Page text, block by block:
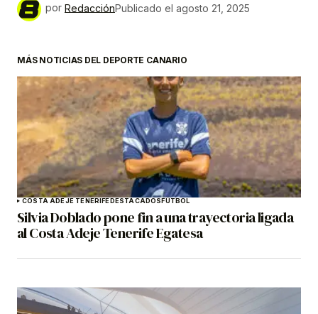
por RedacciónPublicado el agosto 21, 2025
MÁS NOTICIAS DEL DEPORTE CANARIO
COSTA ADEJE TENERIFE DESTACADOS FÚTBOL
Silvia Doblado pone fin a una trayectoria ligada
al Costa Adeje Tenerife Egatesa